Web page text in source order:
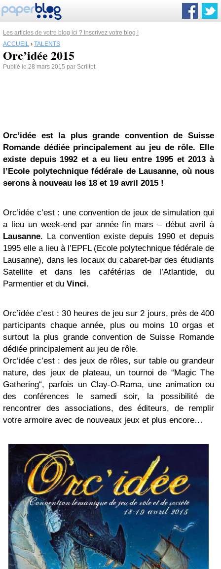
Les articles de votre blog ici ? Inscrivez votre blog !
ACCUEIL › TALENTS
Orc’idée 2015
Publié le 28 mars 2015 par Scriiipt
Orc’idée est la plus grande convention de Suisse
Romande dédiée principalement au jeu de rôle. Elle
existe depuis 1992 et a eu lieu entre 1995 et 2013 à
l’Ecole polytechnique fédérale de Lausanne, où nous
serons à nouveau les 18 et 19 avril 2015 !
Orc’idée c’est : une convention de jeux de simulation qui
a lieu un week-end par année fin mars – début avril à
Lausanne. La convention existe depuis 1990 et depuis
1995 elle a lieu à l’EPFL (Ecole polytechnique fédérale de
Lausanne), dans les locaux du cabaret-bar des étudiants
Satellite et dans les cafétérias de l’Atlantide, du
Parmentier et du Vinci.
Orc’idée c’est : 30 heures de jeu sur 2 jours, près de 400
participants chaque année, plus ou moins 10 orgas et
surtout la plus grande convention de Suisse Romande
dédiée principalement au jeu de rôle.
Orc’idée c’est : des jeux de rôles, sur table ou grandeur
nature, des jeux de plateau, un tournoi de “Magic The
Gathering“, parfois un Clay-O-Rama, une animation ou
des conférences le samedi soir, la possibilité de
rencontrer des associations, des éditeurs, de remplir
votre armoire avec de nouveaux jeux et plus encore…